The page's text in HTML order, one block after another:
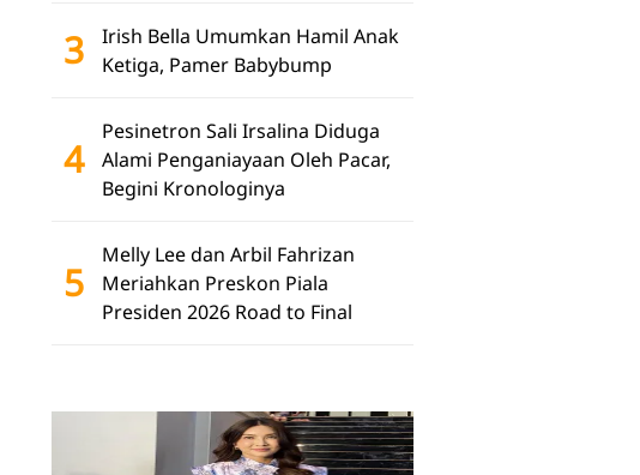
3
Irish Bella Umumkan Hamil Anak
Ketiga, Pamer Babybump
4
Pesinetron Sali Irsalina Diduga
Alami Penganiayaan Oleh Pacar,
Begini Kronologinya
5
Melly Lee dan Arbil Fahrizan
Meriahkan Preskon Piala
Presiden 2026 Road to Final